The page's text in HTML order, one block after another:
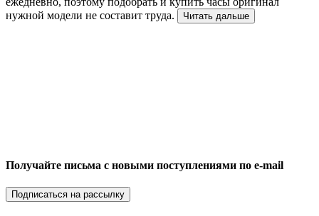
нужной модели не составит труда.
Читать дальше
Получайте письма с новыми поступлениями по e-mail
Подписаться на рассылку